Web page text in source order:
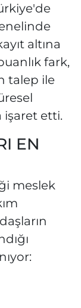
altına
fark,
talep ile
etti.
EN
meslek